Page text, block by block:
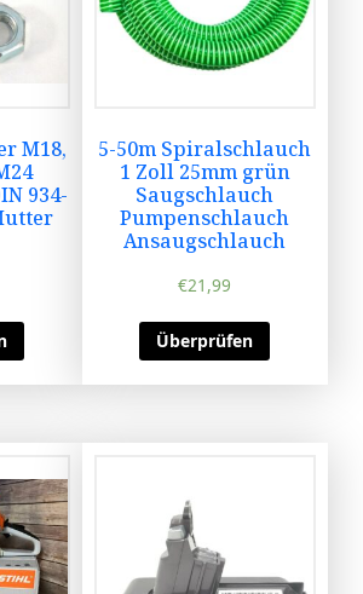
M18,
934-
5-50m Spiralschlauch
1 Zoll 25mm grün
Saugschlauch
Pumpenschlauch
Ansaugschlauch
€21,99
Überprüfen